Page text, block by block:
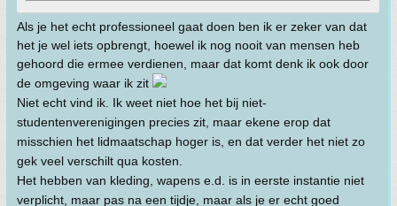
Als je het echt professioneel gaat doen ben ik er zeker van dat
het je wel iets opbrengt, hoewel ik nog nooit van mensen heb
gehoord die ermee verdienen, maar dat komt denk ik ook door
de omgeving waar ik zit
Niet echt vind ik. Ik weet niet hoe het bij niet-
studentenverenigingen precies zit, maar ekene erop dat
misschien het lidmaatschap hoger is, en dat verder het niet zo
gek veel verschilt qua kosten.
Het hebben van kleding, wapens e.d. is in eerste instantie niet
verplicht, maar pas na een tijdje, maar als je er echt goed